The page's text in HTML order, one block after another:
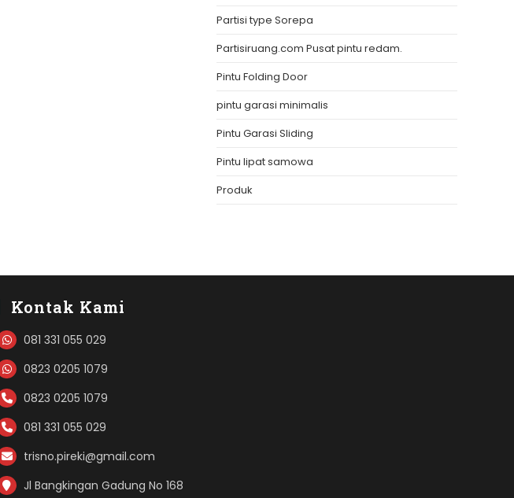
Partisi type Sorepa
Partisiruang.com Pusat pintu redam.
Pintu Folding Door
pintu garasi minimalis
Pintu Garasi Sliding
Pintu lipat samowa
Produk
Kontak Kami
081 331 055 029
0823 0205 1079
0823 0205 1079
081 331 055 029
trisno.pireki@gmail.com
Jl Bangkingan Gadung No 168